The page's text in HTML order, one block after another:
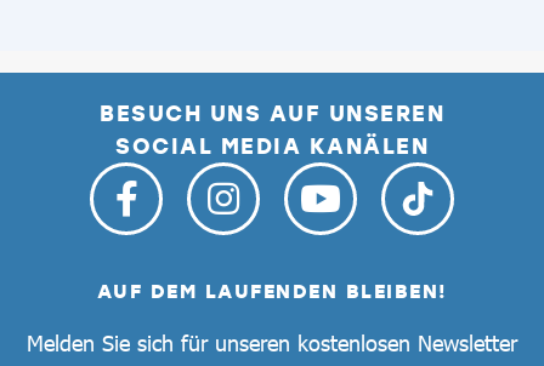
BESUCH UNS AUF UNSEREN
SOCIAL MEDIA KANÄLEN
AUF DEM LAUFENDEN BLEIBEN!
Melden Sie sich für unseren kostenlosen Newsletter